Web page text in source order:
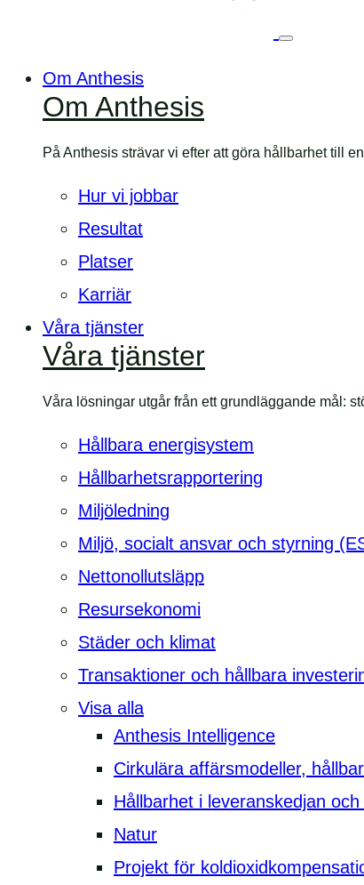
Välj
Om Anthesis
Om Anthesis
På Anthesis strävar vi efter att göra hållbarhet till
Hur vi jobbar
Resultat
Platser
Karriär
Våra tjänster
Våra tjänster
Våra lösningar utgår från ett grundläggande mål:
Hållbara energisystem
Hållbarhetsrapportering
Miljöledning
Miljö, socialt ansvar och styrning
Nettonollutsläpp
Resursekonomi
Städer och klimat
Transaktioner och hållbara
Visa alla
Anthesis Intelligence
Cirkulära affärsmodeller,
Hållbarhet i leveranskedjan
Natur
Projekt för